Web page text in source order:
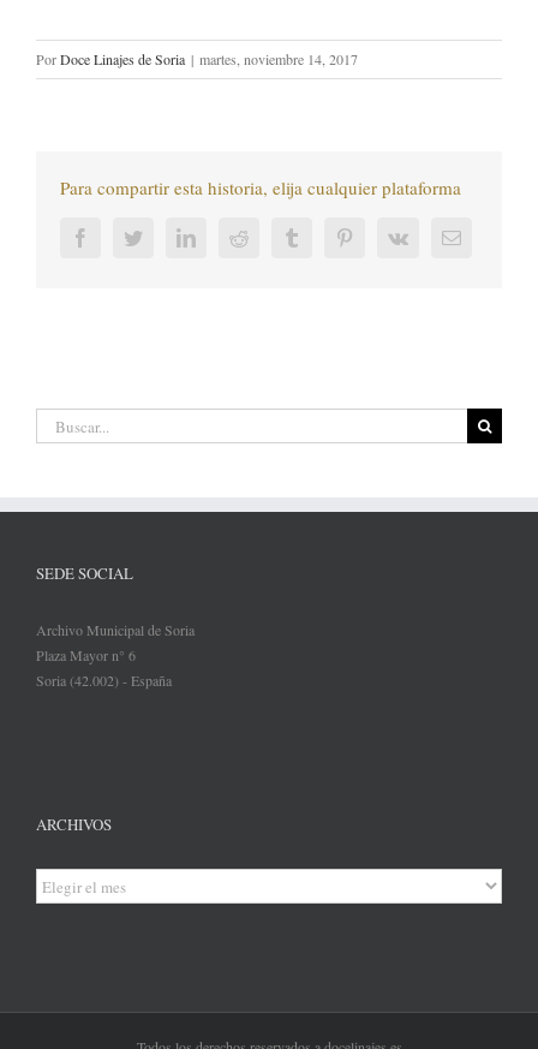
PorDoce Linajes de Soria | martes, noviembre 14, 2017
Para compartir esta historia, elija cualquier plataforma
FacebookTwitterLinkedInReddit Tumblr PinterestVk
Correo
Buscar:
SEDE SOCIAL
Archivo Municipal de Soria
Plaza Mayor n° 6
Soria (42.002) - España
ARCHIVOS
Archivos